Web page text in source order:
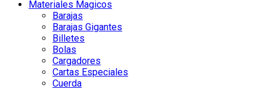
Materiales Magicos
Barajas
Barajas Gigantes
Billetes
Bolas
Cargadores
Cartas Especiales
Cuerda